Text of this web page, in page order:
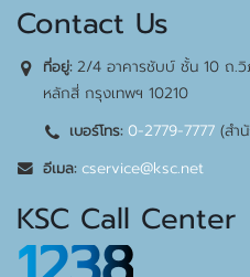
Contact Us
ที่อยู่:2/4 อาคารชับบ์ ชั้น 10 ถ.วิ
หลักสี่ กรุงเทพฯ 10210
เบอร์โทร: 0-2779-7777 (สำ
อีเมล: cservice@ksc.net
KSC Call Center